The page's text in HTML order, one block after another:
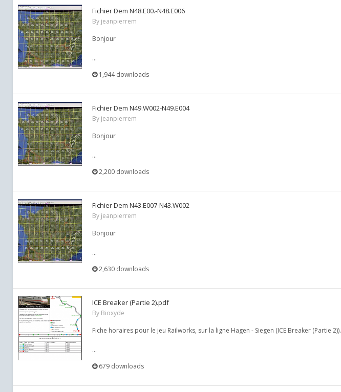
Fichier Dem N48.E00.-N48.E006
By jeanpierrem
Bonjour
...
1,944 downloads
Fichier Dem N49.W002-N49.E004
By jeanpierrem
Bonjour
...
2,200 downloads
Fichier Dem N43.E007-N43.W002
By jeanpierrem
Bonjour
...
2,630 downloads
ICE Breaker (Partie 2).pdf
By Bioxyde
Fiche horaires pour le jeu Railworks, sur la ligne Hagen - Siegen (ICE Breaker (Partie 2)).
...
679 downloads